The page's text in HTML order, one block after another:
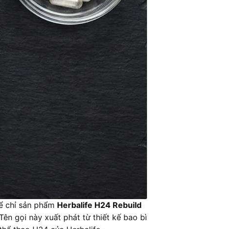
chỉ sản phẩm Herbalife H24 Rebuild
gọi này xuất phát từ thiết kế bao bì